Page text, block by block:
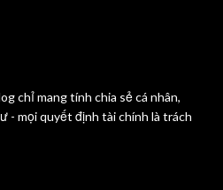
chỉ mang tính chia sẻ cá nhân,
- mọi quyết định tài chính là trách